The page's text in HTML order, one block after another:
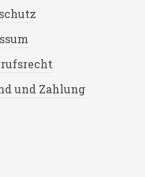
und Zahlung